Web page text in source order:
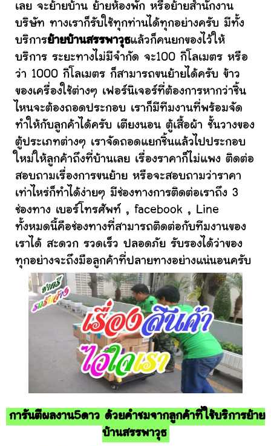
เลย จะย้ายบ้าน ย้ายห้องพัก หรือย้ายสำนักงาน
บริษัท ทางเราก็รับใช้ทุกท่านได้ทุกอย่างครับ มีทั้ง
บริการย้ายบ้านสรรพาวุธแล้วก็คนยกของไว้ให้
บริการ ระยะทางไม่มีจำกัด จะ100 กิโลเมตร หรือ
ว่า 1000 กิโลเมตร ก็สามารถขนย้ายได้ครับ ข้าว
ของเครื่องใช้ต่างๆ เฟอร์นิเจอร์ที่ต้องการหากว่าชิ้น
ไหนจะต้องถอดประกอบ เราก็มีทีมงานที่พร้อมจัด
ทำให้กับลูกค้าได้ครับ เตียงนอน ตู้เสื้อผ้า ชั้นวางของ
ตู้ประเภทต่างๆ เราจัดถอดแยกชิ้นแล้วไปประกอบ
ใหม่ให้ลูกค้าถึงที่บ้านเลย เรื่องราคาก็ไม่แพง ติดต่อ
สอบถามเรื่องการขนย้าย หรือจะสอบถามว่าราคา
เท่าไหร่ก็ทำได้ง่ายๆ มีช่องทางการติดต่อเราถึง 3
ช่องทาง เบอร์โทรศัพท์ , facebook , Line
ทั้งหมดนี้คือช่องทางที่สามารถติดต่อกับทีมงานของ
เราได้ สะดวก รวดเร็ว ปลอดภัย รับรองได้ว่าของ
ทุกอย่างจะถึงมือลูกค้าที่ปลายทางอย่างแน่นอนครับ
การันตีผลงาน5ดาว ด้วยคำชมจากลูกค้าที่ใช้บริการย้าย
บ้านสรรพาวุธ